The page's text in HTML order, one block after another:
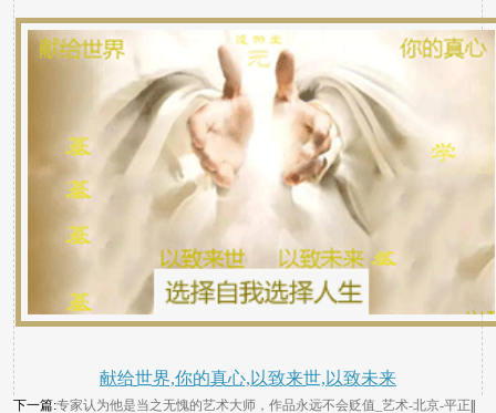
献给世界,你的真心,以致来世,以致未来
下一篇:专家认为他是当之无愧的艺术大师，作品永远不会贬值_艺术-北京-平正